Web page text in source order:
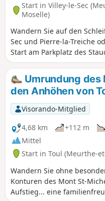
Start in Villey-le-Sec
Moselle)
Wandern Sie auf den
Sec und Pierre-la-Treiche
Start am Parkplatz des
Wanderung durch die
der ehemaligen
besichtigen. Rückweg auf
Umrundung des
den Anhöhen von
Visorando-Mitglied
4,68 km
+112 m
Mittel
Start in Toul (Meurthe-
Wandern Sie ohne
Konturen des Mont St-
Aufstieg... eine